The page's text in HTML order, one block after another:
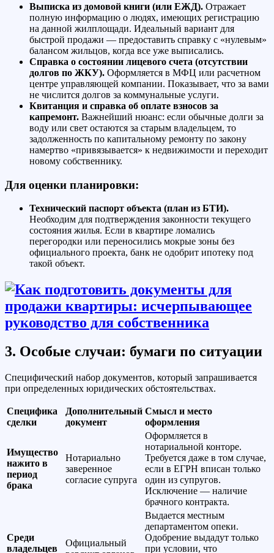
Выписка из домовой книги (или ЕЖД). Отражает
полную информацию о людях, имеющих регистрацию
на данной жилплощади. Идеальный вариант для
быстрой продажи — предоставить справку с «нулевым»
балансом жильцов, когда все уже выписались.
Справка о состоянии лицевого счета (отсутствии
долгов по ЖКУ). Оформляется в МФЦ или расчетном
центре управляющей компании. Показывает, что за вами
не числится долгов за коммунальные услуги.
Квитанция и справка об оплате взносов за
капремонт. Важнейший нюанс: если обычные долги за
воду или свет остаются за старым владельцем, то
задолженность по капитальному ремонту по закону
намертво «привязывается» к недвижимости и переходит
новому собственнику.
Для оценки планировки:
Технический паспорт объекта (план из БТИ).
Необходим для подтверждения законности текущего
состояния жилья. Если в квартире ломались
перегородки или переносились мокрые зоны без
официального проекта, банк не одобрит ипотеку под
такой объект.
3. Особые случаи: бумаги по ситуации
Специфический набор документов, который запрашивается
при определенных юридических обстоятельствах.
Специфика
сделки
Дополнительный
документ
Смысл и место
оформления
Имущество
нажито в
период
брака
Нотариально
заверенное
согласие супруга
Оформляется в
нотариальной конторе.
Требуется даже в том случае,
если в ЕГРН вписан только
один из супругов.
Исключение — наличие
брачного контракта.
Среди
владельцев
Официальный
Выдается местным
департаментом опеки.
Одобрение выдадут только
при условии, что